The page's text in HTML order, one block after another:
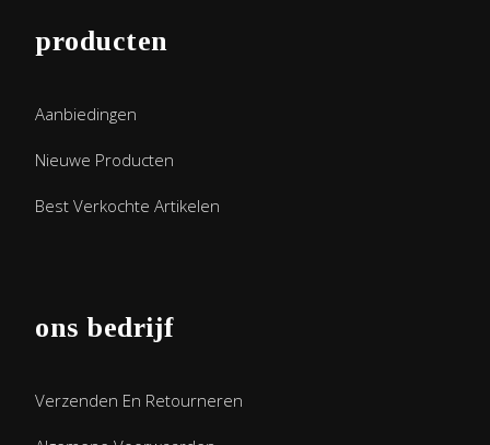
producten
Aanbiedingen
Nieuwe Producten
Best Verkochte Artikelen
ons bedrijf
Verzenden En Retourneren